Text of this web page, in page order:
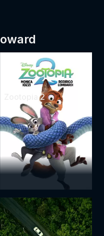
Zootopia 2